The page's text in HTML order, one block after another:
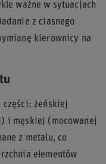
ważne w sytuacjach
z ciasnego
kierownicy na
części: żeńskiej
i męskiej (mocowanej
z metalu, co
elementów